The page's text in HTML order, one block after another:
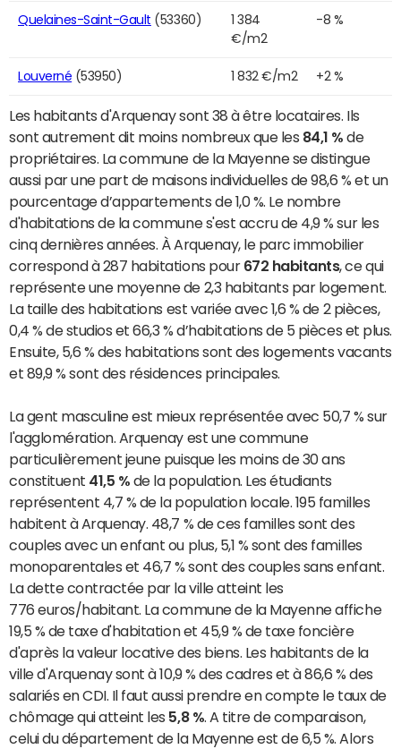
Quelaines-Saint-Gault (53360)
1 384
€/m2
-8 %
Louverné (53950) 1 832 €/m2 +2 %
Les habitants d'Arquenay sont 38 à être locataires. Ils
sont autrement dit moins nombreux que les 84,1 % de
propriétaires. La commune de la Mayenne se distingue
aussi par une part de maisons individuelles de 98,6 % et un
pourcentage d’appartements de 1,0 %. Le nombre
d'habitations de la commune s'est accru de 4,9 % sur les
cinq dernières années. À Arquenay, le parc immobilier
correspond à 287 habitations pour 672 habitants, ce qui
représente une moyenne de 2,3 habitants par logement.
La taille des habitations est variée avec 1,6 % de 2 pièces,
0,4 % de studios et 66,3 % d’habitations de 5 pièces et plus.
Ensuite, 5,6 % des habitations sont des logements vacants
et 89,9 % sont des résidences principales.
La gent masculine est mieux représentée avec 50,7 % sur
l'agglomération. Arquenay est une commune
particulièrement jeune puisque les moins de 30 ans
constituent 41,5 % de la population. Les étudiants
représentent 4,7 % de la population locale. 195 familles
habitent à Arquenay. 48,7 % de ces familles sont des
couples avec un enfant ou plus, 5,1 % sont des familles
monoparentales et 46,7 % sont des couples sans enfant.
La dette contractée par la ville atteint les
776 euros/habitant. La commune de la Mayenne affiche
19,5 % de taxe d'habitation et 45,9 % de taxe foncière
d'après la valeur locative des biens. Les habitants de la
ville d'Arquenay sont à 10,9 % des cadres et à 86,6 % des
salariés en CDI. Il faut aussi prendre en compte le taux de
chômage qui atteint les 5,8 % . A titre de comparaison,
celui du département de la Mayenne est de 6,5 %. Alors